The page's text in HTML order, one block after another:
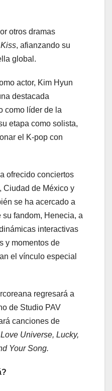
otros dramas
, afianzando su
global.
actor, Kim Hyun
destacada
como líder de la
etapa como solista,
el K-pop con
ofrecido conciertos
Ciudad de México y
se ha acercado a
fandom, Henecia, a
interactivas
y momentos de
el vínculo especial
regresará a
de Studio PAV
canciones de
Love Universe, Lucky,
Your Song.